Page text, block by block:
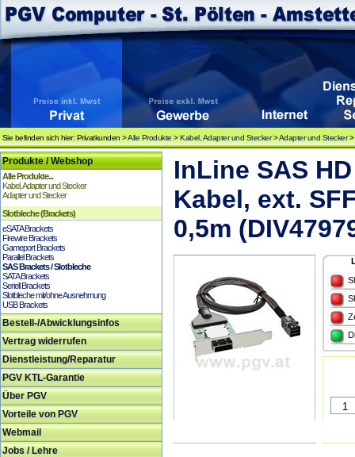
Sie befinden sich hier: Privatkunden >Alle Produkte >Kabel, Adapter und Stecker>Adapter und Stecker>
Produkte / Webshop
Alle Produkte...
Kabel, Adapter und Stecker
Adapter und Stecker
Slotbleche (Brackets)
eSATA Brackets
Firewire Brackets
Gameport Brackets
Parallel Brackets
SAS Brackets / Slotbleche
SATA Brackets
Seriell Brackets
Slotbleche mit/ohne Ausnehmung
USB Brackets
Bestell-/Abwicklungsinfos
Vertrag widerrufen
Dienstleistung/Reparatur
PGV KTL-Garantie
Über PGV
Vorteile von PGV
Webmail
Jobs / Lehre
InLine SAS
Kabel, ext.
0,5m